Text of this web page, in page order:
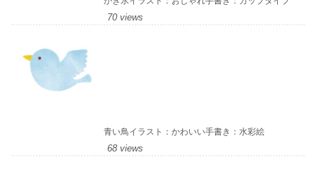
70 views
青い鳥イラスト：かわいい手書き：水彩絵
68 views